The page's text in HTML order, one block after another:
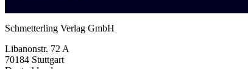
Schmetterling Verlag GmbH
Libanonstr. 72 A
70184 Stuttgart